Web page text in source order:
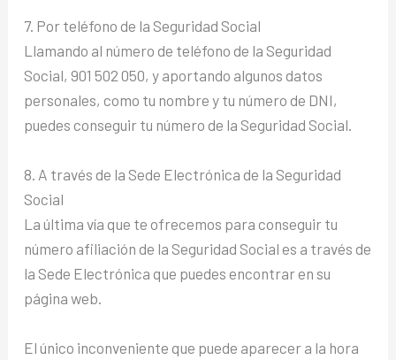
7. Por teléfono de la Seguridad Social
Llamando al número de teléfono de la Seguridad
Social, 901 502 050, y aportando algunos datos
personales, como tu nombre y tu número de DNI,
puedes conseguir tu número de la Seguridad Social.
8. A través de la Sede Electrónica de la Seguridad
Social
La última vía que te ofrecemos para conseguir tu
número afiliación de la Seguridad Social es a través de
la Sede Electrónica que puedes encontrar en su
página web.
El único inconveniente que puede aparecer a la hora